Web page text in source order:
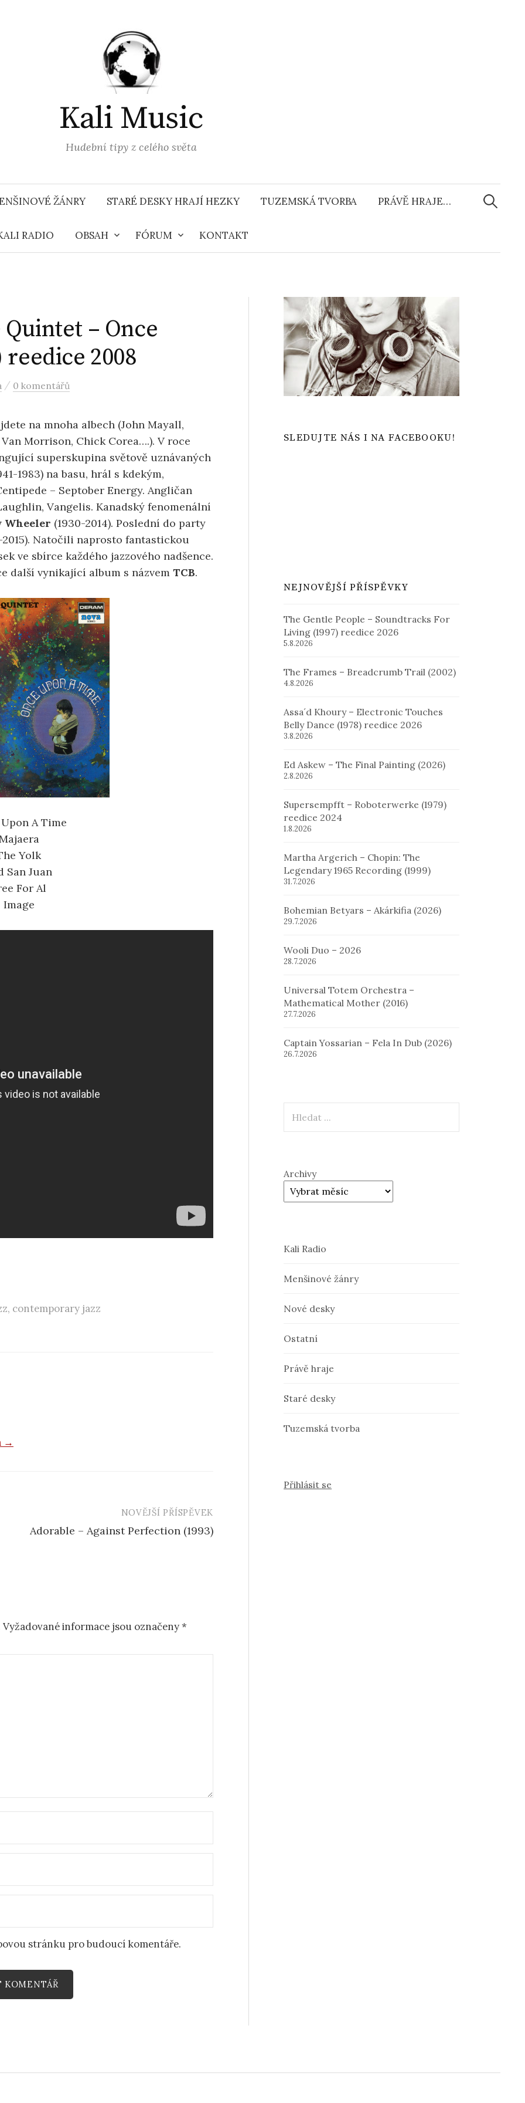
Kali Music
Hudební tipy z celého světa
ŽÁNRY STARÉ DESKY HRAJÍ HEZKY TUZEMSKÁ TVORBA PRÁVĚ HRAJE…
RADIO OBSAH FÓRUM KONTAKT
– Once
reedice 2008
/ 0 komentářů
na mnoha albech (John Mayall,
Morrison, Chick Corea….). V roce
superskupina světově uznávaných
1983) na basu, hrál s kdekým,
– Septober Energy. Angličan
Vangelis. Kanadský fenomenální
Wheeler (1930-2014). Poslední do party
2015). Natočili naprosto fantastickou
ve sbírce každého jazzového nadšence.
další vynikající album s názvem TCB.
A Time
Yolk
San Juan
For Al
Image
, contemporary jazz
→
NOVĚJŠÍ PŘÍSPĚVEK
Adorable – Against Perfection (1993)
Vyžadované informace jsou označeny*
stránku pro budoucí komentáře.
SLEDUJTE NÁS I NA FACEBOOKU!
NEJNOVĚJŠÍ PŘÍSPĚVKY
The Gentle People – Soundtracks For
Living (1997) reedice 2026
5.8.2026
The Frames – Breadcrumb Trail (2002)
4.8.2026
Assa´d Khoury – Electronic Touches
Belly Dance (1978) reedice 2026
3.8.2026
Ed Askew – The Final Painting (2026)
2.8.2026
Supersempfft – Roboterwerke (1979)
reedice 2024
1.8.2026
Martha Argerich – Chopin: The
Legendary 1965 Recording (1999)
31.7.2026
Bohemian Betyars – Akárkifia (2026)
29.7.2026
Wooli Duo – 2026
28.7.2026
Universal Totem Orchestra –
Mathematical Mother (2016)
27.7.2026
Captain Yossarian – Fela In Dub (2026)
26.7.2026
Archivy
Kali Radio
Menšinové žánry
Nové desky
Ostatní
Právě hraje
Staré desky
Tuzemská tvorba
Přihlásit se